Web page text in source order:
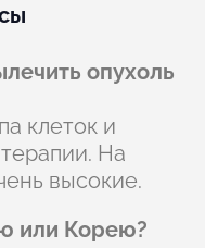
опухоль
клеток и
На
высокие.
или Корею?